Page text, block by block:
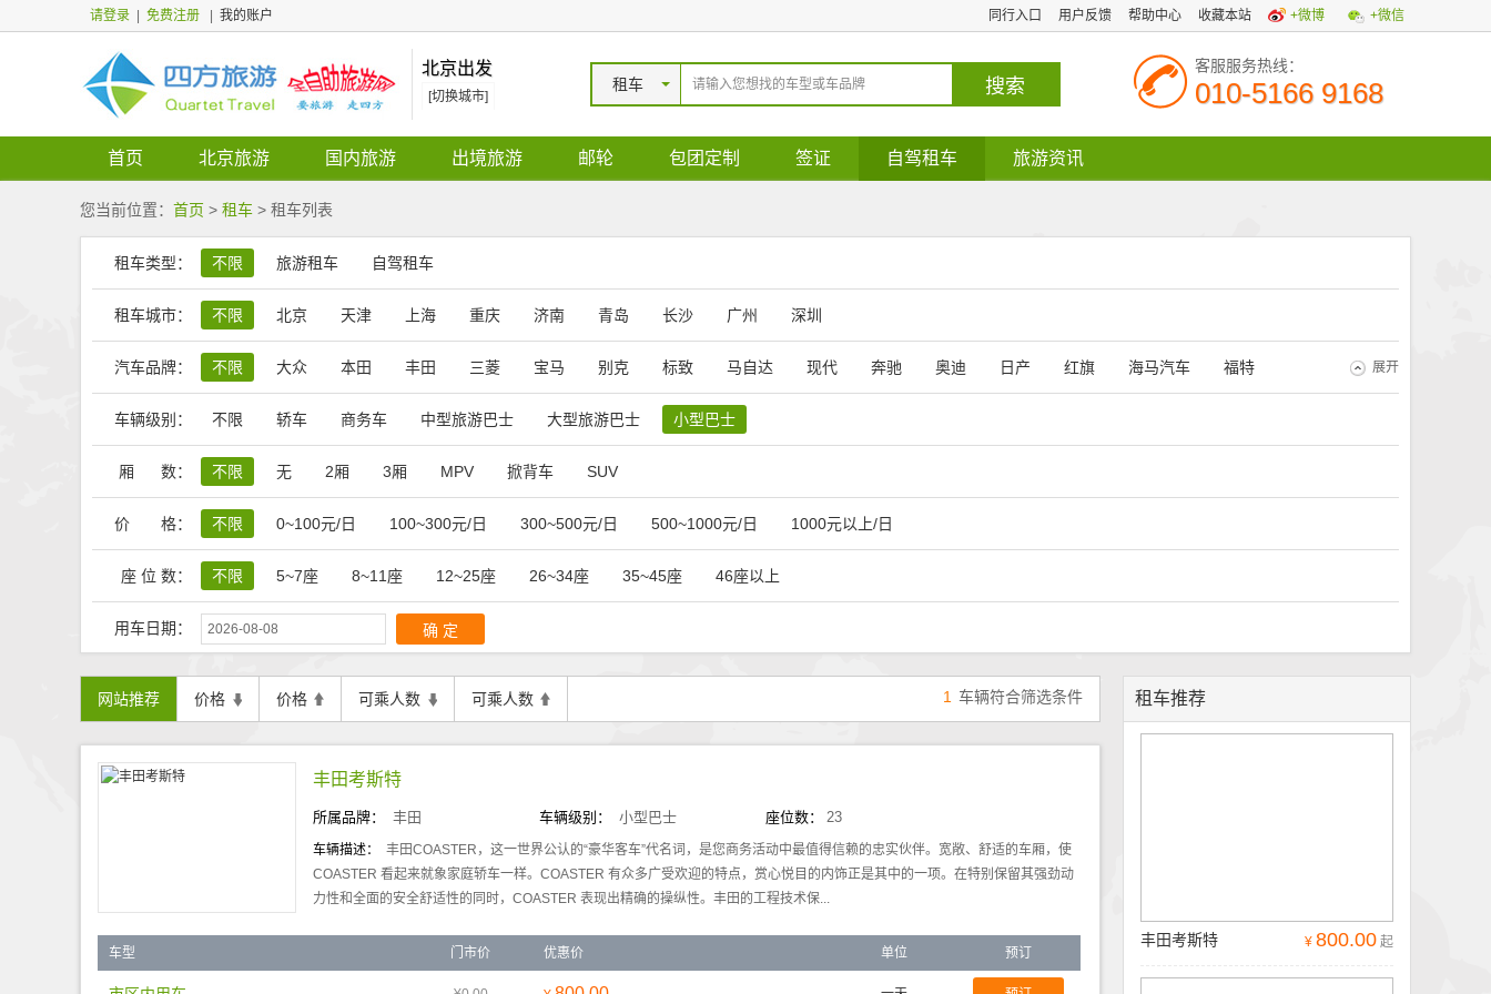
请登录 免费注册 我的账户 同行入口 用户反馈 帮助中心 收藏本站 +微博 +微信
北京出发
[切换城市]
租车
客服服务热线：
010-5166 9168
首页 北京旅游 国内旅游 出境旅游 邮轮 包团定制 签证 自驾租车 旅游资讯
您当前位置： 首页 > 租车 > 租车列表
租车类型： 不限 旅游租车 自驾租车
租车城市： 不限 北京 天津 上海 重庆 济南 青岛 长沙 广州 深圳
汽车品牌： 不限 大众 本田 丰田 三菱 宝马 别克 标致 马自达 现代 奔驰 奥迪 日产 红旗 海马汽车
福特
比亚迪
长城汽车 风行汽车
展开
车辆级别： 不限 轿车 商务车 中型旅游巴士 大型旅游巴士 小型巴士
厢 数： 不限 无 2厢 3厢 MPV 掀背车 SUV
价 格： 不限 0~100元/日 100~300元/日 300~500元/日 500~1000元/日 1000元以上/日
座 位 数： 不限 5~7座 8~11座 12~25座 26~34座 35~45座 46座以上
用车日期：
网站推荐 价格 价格 可乘人数 可乘人数 1 车辆符合筛选条件
丰田考斯特
所属品牌： 丰田 车辆级别： 小型巴士 座位数： 23
车辆描述：
丰田COASTER，这一世界公认的“豪华客车”代名词，是您商务活动中最值得信赖的忠实伙伴。宽敞、舒适的车厢，使
COASTER 看起来就象家庭轿车一样。COASTER 有众多广受欢迎的特点，赏心悦目的内饰正是其中的一项。在特别保留其强劲动
力性和全面的安全舒适性的同时，COASTER 表现出精确的操纵性。丰田的工程技术保...
车型 门市价 优惠价 单位 预订
租车推荐
¥ 800.00 起
丰田考斯特